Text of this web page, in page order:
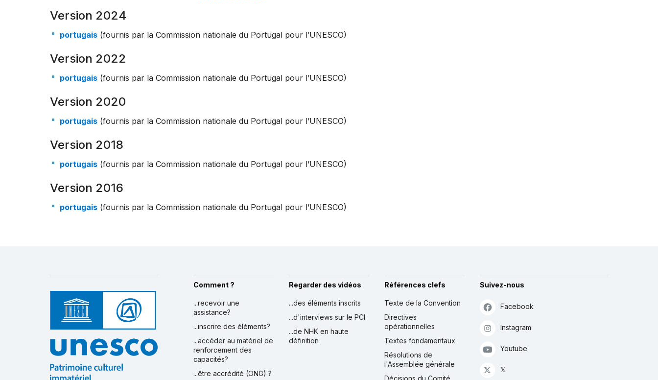
Version 2024
portugais (fournis par la Commission nationale du Portugal pour l’UNESCO)
Version 2022
portugais (fournis par la Commission nationale du Portugal pour l’UNESCO)
Version 2020
portugais (fournis par la Commission nationale du Portugal pour l’UNESCO)
Version 2018
portugais (fournis par la Commission nationale du Portugal pour l’UNESCO)
Version 2016
portugais (fournis par la Commission nationale du Portugal pour l’UNESCO)
Comment ?
...recevoir une
assistance?
...inscrire des éléments?
...accéder au matériel de
renforcement des
capacités?
...être accrédité (ONG) ?
Regarder des vidéos
...des éléments inscrits
...d'interviews sur le PCI
...de NHK en haute
définition
Références clefs
Texte de la Convention
Directives
opérationnelles
Textes fondamentaux
Résolutions de
l'Assemblée générale
Suivez-nous
Facebook
Instagram
Youtube
𝕏